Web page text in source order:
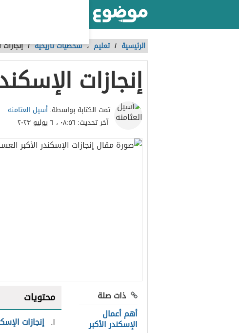
الرئيسية / تعليم ،شخصيات تاريخية /
إنجازات
تمت الكتابة بواسطة:أسيل العثامنه
آخر تحديث: ٠٨:٥٦ ، ٦ يوليو ٢٠٢٣
ذات صلة
أهم أعمال
الإسكندر الأكبر
محتويات
١ إنجازات